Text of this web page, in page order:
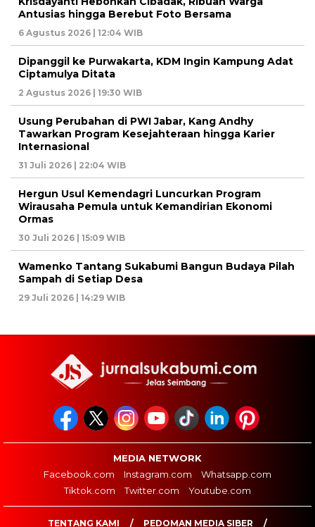
Antusias hingga Berebut Foto Bersama
6 Agustus 2026 | 12:04 WIB
Dipanggil ke Purwakarta, KDM Ingin Kampung Adat
Ciptamulya Ditata
2 Agustus 2026 | 19:30 WIB
Usung Perubahan di PWI Jabar, Kang Andhy
Tawarkan Program Kesejahteraan hingga Karier
Internasional
31 Juli 2026 | 22:04 WIB
Hergun Usul Kemendagri Luncurkan Program
Wirausaha Pemula untuk Kemandirian Ekonomi
Ormas
30 Juli 2026 | 15:09 WIB
Wamenko Tantang Sukabumi Bangun Budaya Pilah
Sampah di Setiap Desa
29 Juli 2026 | 14:29 WIB
MEDIA NETWORK
Facebook.com
Instagram.com
Whatsapp.com
Tiktok.com
Twitter.com Youtube.com
TENTANG KAMI PEDOMAN MEDIA SIBER